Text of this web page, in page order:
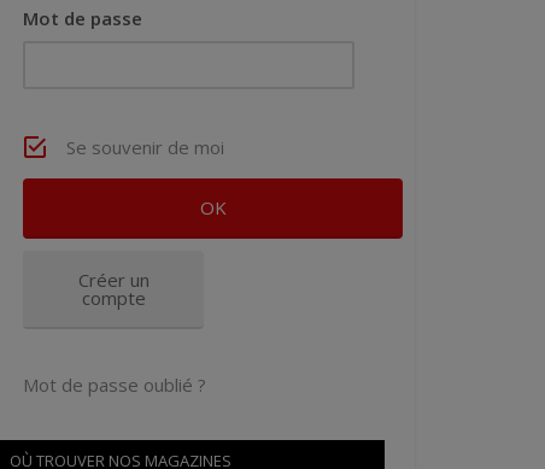
Mot de passe
Se souvenir de moi
Créer un
compte
Mot de passe oublié ?
OÙ TROUVER NOS MAGAZINES